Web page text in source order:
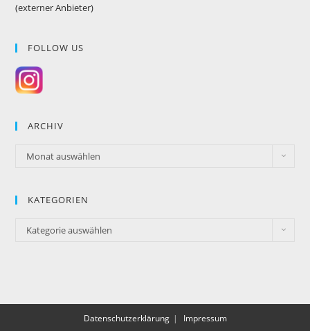
(externer Anbieter)
FOLLOW US
ARCHIV
Monat auswählen
KATEGORIEN
Kategorie auswählen
Datenschutzerklärung Impressum